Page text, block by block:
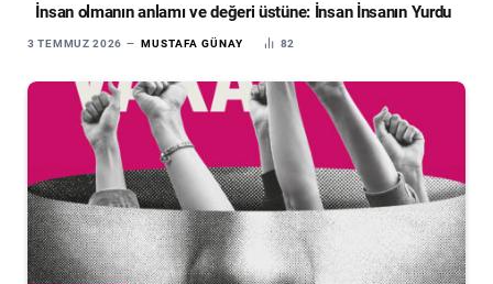
İnsan olmanın anlamı ve değeri üstüne: İnsan İnsanın Yurdu
3 TEMMUZ 2026 MUSTAFA GÜNAY 82